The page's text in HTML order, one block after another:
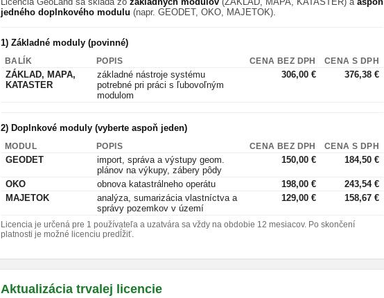
jedného doplnkového modulu (napr. GEODET, OKO, MAJETOK).
1) Základné moduly (povinné)
BALÍK POPIS CENA BEZ DPH CENA S DPH
ZÁKLAD, MAPA,
KATASTER
základné nástroje systému
potrebné pri práci s ľubovoľným
modulom
306,00 € 376,38 €
2) Doplnkové moduly (vyberte aspoň jeden)
MODUL POPIS CENA BEZ DPH CENA S DPH
GEODET
import, správa a výstupy geom.
plánov na výkupy, zábery pôdy
150,00 € 184,50 €
OKO obnova katastrálneho operátu 198,00 €
243,54 €
MAJETOK
analýza, sumarizácia vlastníctva a
správy pozemkov v území
129,00 € 158,67 €
Licencia je určená pre 1 používateľa a uzatvára sa vždy na obdobie 12 mesiacov. Po skončení
platnosti je možné licenciu predĺžiť.
Aktualizácia trvalej licencie